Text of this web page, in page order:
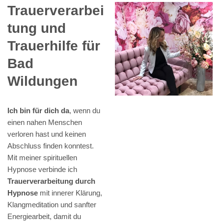
Trauerverarbei
tung und
Trauerhilfe für
Bad
Wildungen
Ich bin für dich da, wenn du
einen nahen Menschen
verloren hast und keinen
Abschluss finden konntest.
Mit meiner spirituellen
Hypnose verbinde ich
Trauerverarbeitung durch
Hypnose mit innerer Klärung,
Klangmeditation und sanfter
Energiearbeit, damit du